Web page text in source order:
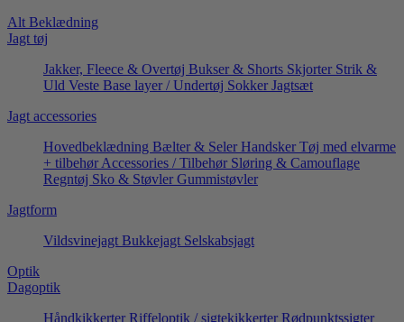
Alt Beklædning
Jagt tøj
Jakker, Fleece & Overtøj Bukser & Shorts Skjorter Strik &
Uld Veste Base layer / Undertøj Sokker Jagtsæt
Jagt accessories
Hovedbeklædning Bælter & Seler Handsker Tøj med elvarme
+ tilbehør Accessories / Tilbehør Sløring & Camouflage
Regntøj Sko & Støvler Gummistøvler
Jagtform
Vildsvinejagt Bukkejagt Selskabsjagt
Optik
Dagoptik
Håndkikkerter Riffeloptik / sigtekikkerter Rødpunktssigter